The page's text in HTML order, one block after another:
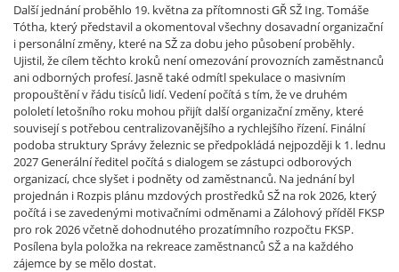
Další jednání proběhlo 19. května za přítomnosti GŘ SŽ Ing. Tomáše
Tótha, který představil a okomentoval všechny dosavadní organizační
i personální změny, které na SŽ za dobu jeho působení proběhly.
Ujistil, že cílem těchto kroků není omezování provozních zaměstnanců
ani odborných profesí. Jasně také odmítl spekulace o masivním
propouštění v řádu tisíců lidí. Vedení počítá s tím, že ve druhém
pololetí letošního roku mohou přijít další organizační změny, které
souvisejí s potřebou centralizovanějšího a rychlejšího řízení. Finální
podoba struktury Správy železnic se předpokládá nejpozději k 1. lednu
2027 Generální ředitel počítá s dialogem se zástupci odborových
organizací, chce slyšet i podněty od zaměstnanců. Na jednání byl
projednán i Rozpis plánu mzdových prostředků SŽ na rok 2026, který
počítá i se zavedenými motivačními odměnami a Zálohový příděl FKSP
pro rok 2026 včetně dohodnutého prozatímního rozpočtu FKSP.
Posílena byla položka na rekreace zaměstnanců SŽ a na každého
zájemce by se mělo dostat.